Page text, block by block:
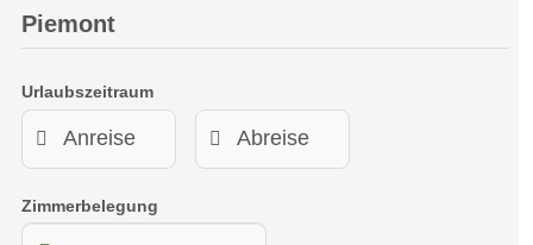
Zimmerausstattung: Minibar, Klimaanlage, Flachbild-
Fernseher, Radio, Telefon, Safe, WC, Haartrockner, Sitzecke
Doppelzimmer Classic A/C Sunstar Hotel Piemont
Piemont
Urlaubszeitraum
Zimmerbelegung